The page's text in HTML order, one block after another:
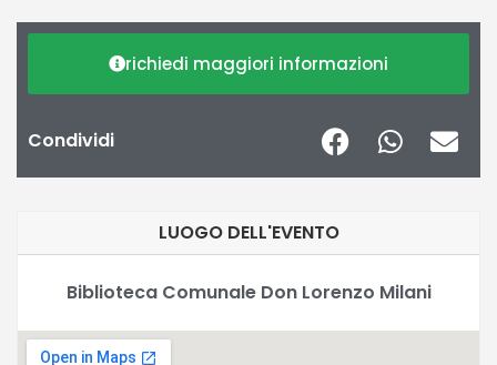
richiedi maggiori informazioni
Condividi
LUOGO DELL'EVENTO
Biblioteca Comunale Don Lorenzo Milani